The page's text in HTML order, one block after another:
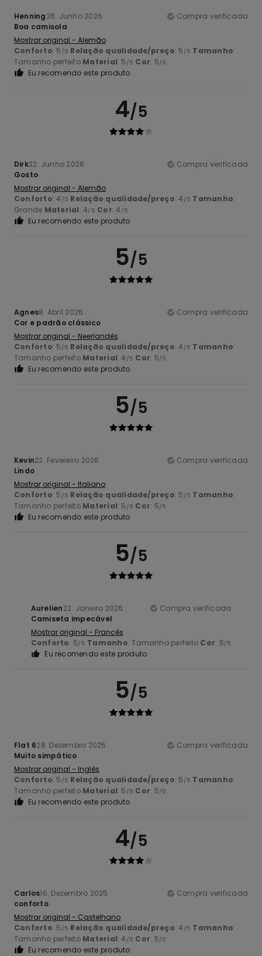
Henning26. Junho 2026
Compra verificada
Boa camisola
Mostrar original - Alemão
Conforto: 5 /5 Relação qualidade/preço: 5 /5 Tamanho:
Tamanho perfeito Material: 5 /5 Cor: 5/5
Eu recomendo este produto
4/5
Dirk22. Junho 2026
Compra verificada
Gosto
Mostrar original - Alemão
Conforto: 4 /5 Relação qualidade/preço: 4 /5 Tamanho:
Grande Material: 4/5 Cor: 4 /5
Eu recomendo este produto
5/5
Agnes8. Abril 2026
Compra verificada
Cor e padrão clássico
Mostrar original - Neerlandês
Conforto: 5 /5 Relação qualidade/preço: 4 /5 Tamanho:
Tamanho perfeito Material: 4 /5 Cor: 5/5
Eu recomendo este produto
5/5
Kevin22. Fevereiro 2026
Compra verificada
Lindo
Mostrar original - Italiano
Conforto: 5 /5 Relação qualidade/preço: 5 /5 Tamanho:
Tamanho perfeito Material: 5 /5 Cor: 5/5
Eu recomendo este produto
5/5
Aurelien22. Janeiro 2026
Compra verificada
Camiseta impecável
Mostrar original - Francês
Conforto: 5/5 Tamanho: Tamanho perfeito Cor: 5/5
Eu recomendo este produto
5/5
Flat 628. Dezembro 2025
Compra verificada
Muito simpático
Mostrar original - Inglês
Conforto: 5 /5 Relação qualidade/preço: 5 /5 Tamanho:
Tamanho perfeito Material: 5 /5 Cor: 5/5
Eu recomendo este produto
4/5
Carlos16. Dezembro 2025
Compra verificada
conforto
Mostrar original - Castelhano
Conforto: 5 /5 Relação qualidade/preço: 4 /5 Tamanho:
Tamanho perfeito Material: 4 /5 Cor: 5/5
Eu recomendo este produto